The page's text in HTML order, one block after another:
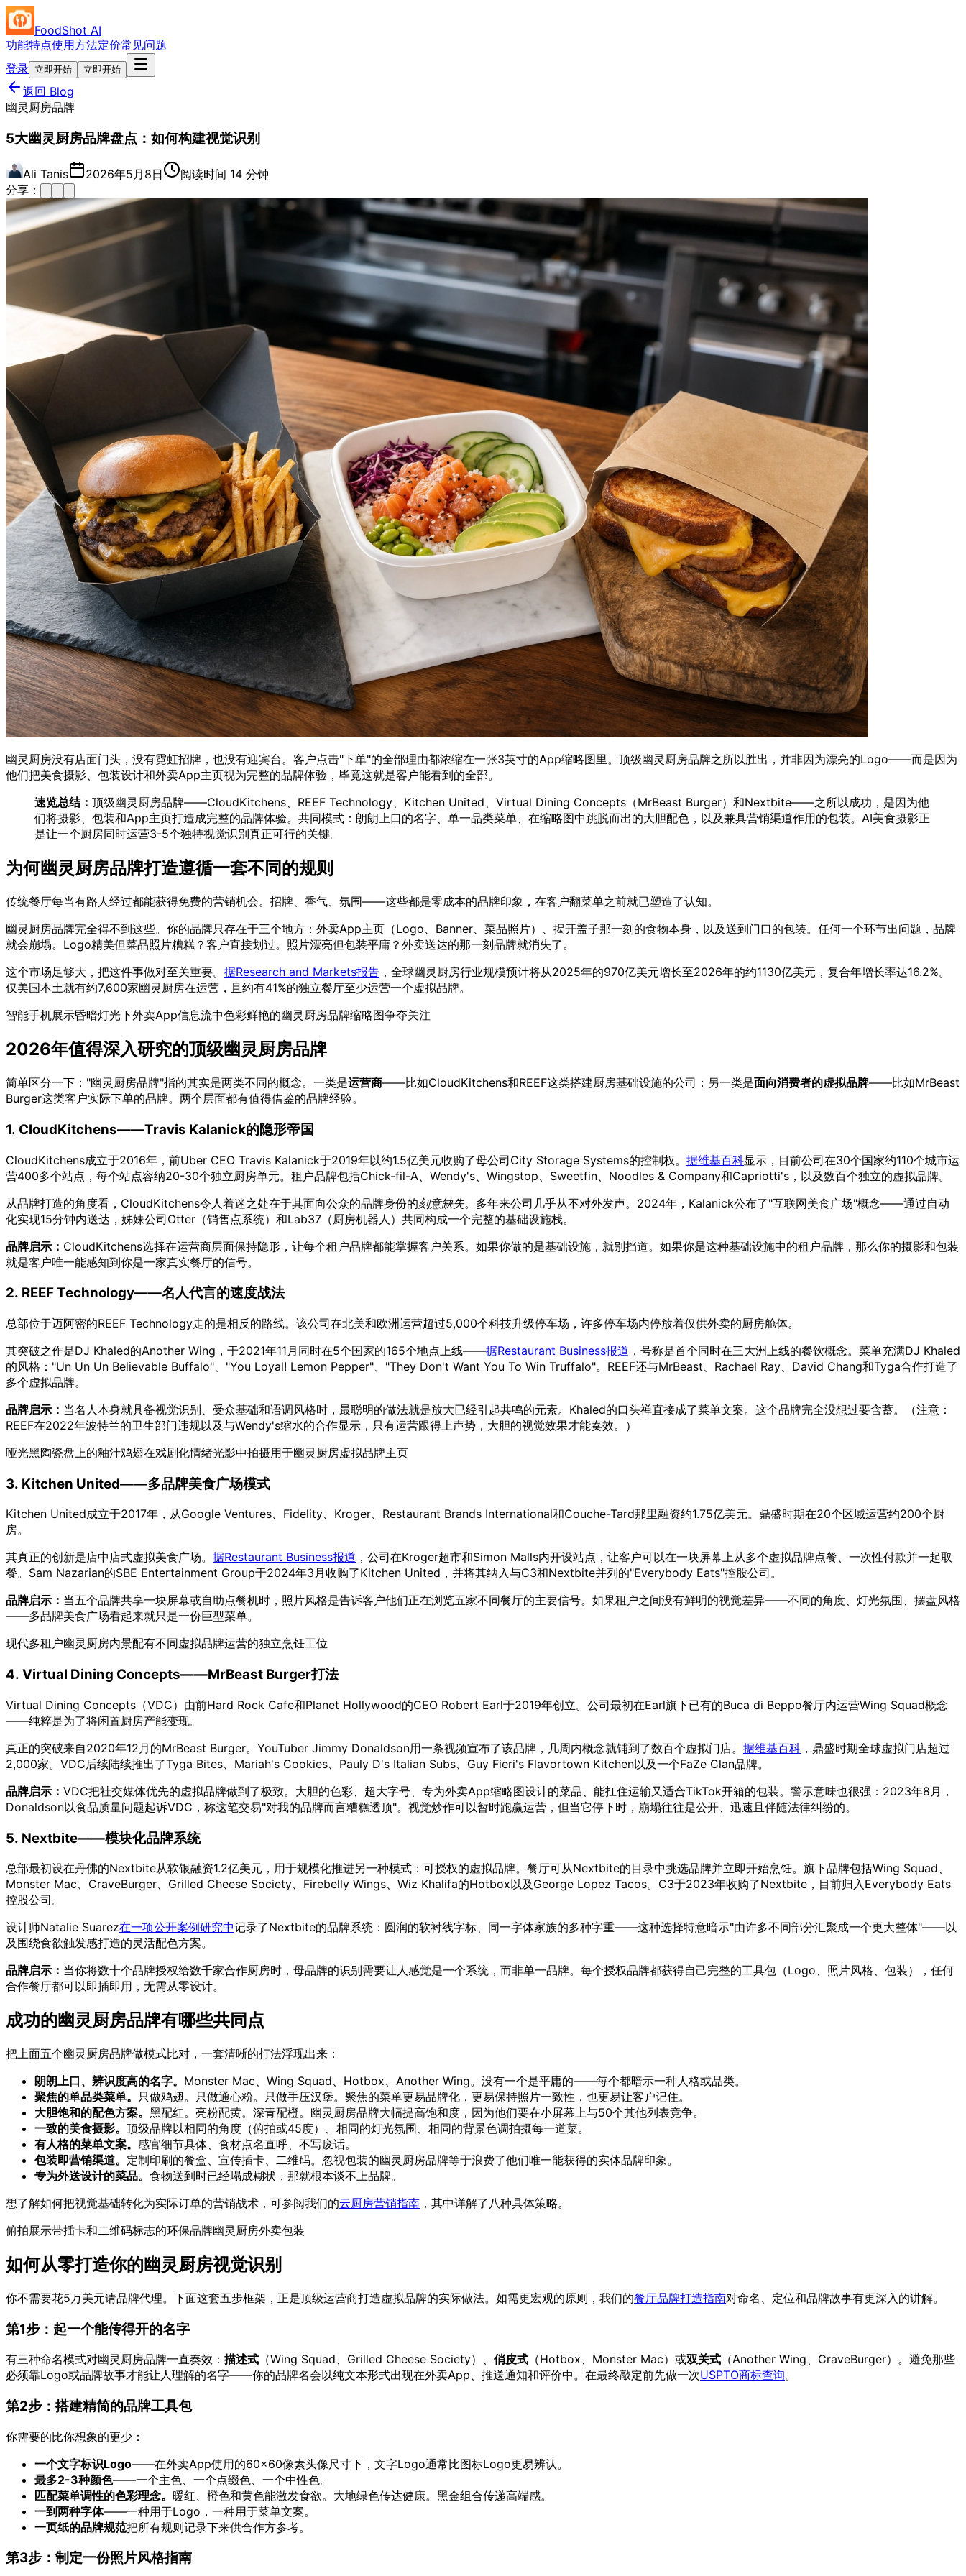
FoodShot AI
功能特点使用方法定价常见问题
登录 立即开始 立即开始
返回 Blog
幽灵厨房品牌
5大幽灵厨房品牌盘点：如何构建视觉识别
Ali Tanis 2026年5月8日
阅读时间 14 分钟
分享：
幽灵厨房没有店面门头，没有霓虹招牌，也没有迎宾台。客户点击"下单"的全部理由都浓缩在一张3英寸的App缩略图里。顶级幽灵厨房品牌之所以胜出，并非因为漂亮的Logo——而是因为
他们把美食摄影、包装设计和外卖App主页视为完整的品牌体验，毕竟这就是客户能看到的全部。
速览总结： 顶级幽灵厨房品牌——CloudKitchens、REEF Technology、Kitchen United、Virtual Dining Concepts（MrBeast Burger）和Nextbite——之所以成功，是因为他
们将摄影、包装和App主页打造成完整的品牌体验。共同模式：朗朗上口的名字、单一品类菜单、在缩略图中跳脱而出的大胆配色，以及兼具营销渠道作用的包装。AI美食摄影正
是让一个厨房同时运营3-5个独特视觉识别真正可行的关键。
为何幽灵厨房品牌打造遵循一套不同的规则
传统餐厅每当有路人经过都能获得免费的营销机会。招牌、香气、氛围——这些都是零成本的品牌印象，在客户翻菜单之前就已塑造了认知。
幽灵厨房品牌完全得不到这些。你的品牌只存在于三个地方：外卖App主页（Logo、Banner、菜品照片）、揭开盖子那一刻的食物本身，以及送到门口的包装。任何一个环节出问题，品牌
就会崩塌。Logo精美但菜品照片糟糕？客户直接划过。照片漂亮但包装平庸？外卖送达的那一刻品牌就消失了。
这个市场足够大，把这件事做对至关重要。 据Research and Markets报告 ，全球幽灵厨房行业规模预计将从2025年的970亿美元增长至2026年的约1130亿美元，复合年增长率达16.2%。
仅美国本土就有约7,600家幽灵厨房在运营，且约有41%的独立餐厅至少运营一个虚拟品牌。
智能手机展示昏暗灯光下外卖App信息流中色彩鲜艳的幽灵厨房品牌缩略图争夺关注
2026年值得深入研究的顶级幽灵厨房品牌
简单区分一下："幽灵厨房品牌"指的其实是两类不同的概念。一类是运营商——比如CloudKitchens和REEF这类搭建厨房基础设施的公司；另一类是面向消费者的虚拟品牌——比如MrBeast
Burger这类客户实际下单的品牌。两个层面都有值得借鉴的品牌经验。
1. CloudKitchens——Travis Kalanick的隐形帝国
CloudKitchens成立于2016年，前Uber CEO Travis Kalanick于2019年以约1.5亿美元收购了母公司City Storage Systems的控制权。 据维基百科显示，目前公司在30个国家约110个城市运
营400多个站点，每个站点容纳20-30个独立厨房单元。租户品牌包括Chick-fil-A、Wendy's、Wingstop、Sweetfin、Noodles & Company和Capriotti's，以及数百个独立的虚拟品牌。
从品牌打造的角度看，CloudKitchens令人着迷之处在于其面向公众的品牌身份的刻意缺失。多年来公司几乎从不对外发声。2024年，Kalanick公布了"互联网美食广场"概念——通过自动
化实现15分钟内送达，姊妹公司Otter（销售点系统）和Lab37（厨房机器人）共同构成一个完整的基础设施栈。
品牌启示： CloudKitchens选择在运营商层面保持隐形，让每个租户品牌都能掌握客户关系。如果你做的是基础设施，就别挡道。如果你是这种基础设施中的租户品牌，那么你的摄影和包装
就是客户唯一能感知到你是一家真实餐厅的信号。
2. REEF Technology——名人代言的速度战法
总部位于迈阿密的REEF Technology走的是相反的路线。该公司在北美和欧洲运营超过5,000个科技升级停车场，许多停车场内停放着仅供外卖的厨房舱体。
其突破之作是DJ Khaled的Another Wing，于2021年11月同时在5个国家的165个地点上线——据Restaurant Business报道 ，号称是首个同时在三大洲上线的餐饮概念。菜单充满DJ Khaled
的风格："Un Un Un Believable Buffalo"、"You Loyal! Lemon Pepper"、"They Don't Want You To Win Truffalo"。REEF还与MrBeast、Rachael Ray、David Chang和Tyga合作打造了
多个虚拟品牌。
品牌启示： 当名人本身就具备视觉识别、受众基础和语调风格时，最聪明的做法就是放大已经引起共鸣的元素。Khaled的口头禅直接成了菜单文案。这个品牌完全没想过要含蓄。（注意：
REEF在2022年波特兰的卫生部门违规以及与Wendy's缩水的合作显示，只有运营跟得上声势，大胆的视觉效果才能奏效。）
哑光黑陶瓷盘上的釉汁鸡翅在戏剧化情绪光影中拍摄用于幽灵厨房虚拟品牌主页
3. Kitchen United——多品牌美食广场模式
Kitchen United成立于2017年，从Google Ventures、Fidelity、Kroger、Restaurant Brands International和Couche-Tard那里融资约1.75亿美元。鼎盛时期在20个区域运营约200个厨
房。
其真正的创新是店中店式虚拟美食广场。 据Restaurant Business报道 ，公司在Kroger超市和Simon Malls内开设站点，让客户可以在一块屏幕上从多个虚拟品牌点餐、一次性付款并一起取
餐。Sam Nazarian的SBE Entertainment Group于2024年3月收购了Kitchen United，并将其纳入与C3和Nextbite并列的"Everybody Eats"控股公司。
品牌启示： 当五个品牌共享一块屏幕或自助点餐机时，照片风格是告诉客户他们正在浏览五家不同餐厅的主要信号。如果租户之间没有鲜明的视觉差异——不同的角度、灯光氛围、摆盘风格
——多品牌美食广场看起来就只是一份巨型菜单。
现代多租户幽灵厨房内景配有不同虚拟品牌运营的独立烹饪工位
4. Virtual Dining Concepts——MrBeast Burger打法
Virtual Dining Concepts（VDC）由前Hard Rock Cafe和Planet Hollywood的CEO Robert Earl于2019年创立。公司最初在Earl旗下已有的Buca di Beppo餐厅内运营Wing Squad概念
——纯粹是为了将闲置厨房产能变现。
真正的突破来自2020年12月的MrBeast Burger。YouTuber Jimmy Donaldson用一条视频宣布了该品牌，几周内概念就铺到了数百个虚拟门店。 据维基百科 ，鼎盛时期全球虚拟门店超过
2,000家。VDC后续陆续推出了Tyga Bites、Mariah's Cookies、Pauly D's Italian Subs、Guy Fieri's Flavortown Kitchen以及一个FaZe Clan品牌。
品牌启示： VDC把社交媒体优先的虚拟品牌做到了极致。大胆的色彩、超大字号、专为外卖App缩略图设计的菜品、能扛住运输又适合TikTok开箱的包装。警示意味也很强：2023年8月，
Donaldson以食品质量问题起诉VDC，称这笔交易"对我的品牌而言糟糕透顶"。视觉炒作可以暂时跑赢运营，但当它停下时，崩塌往往是公开、迅速且伴随法律纠纷的。
5. Nextbite——模块化品牌系统
总部最初设在丹佛的Nextbite从软银融资1.2亿美元，用于规模化推进另一种模式：可授权的虚拟品牌。餐厅可从Nextbite的目录中挑选品牌并立即开始烹饪。旗下品牌包括Wing Squad、
Monster Mac、CraveBurger、Grilled Cheese Society、Firebelly Wings、Wiz Khalifa的Hotbox以及George Lopez Tacos。C3于2023年收购了Nextbite，目前归入Everybody Eats
控股公司。
设计师Natalie Suarez在一项公开案例研究中记录了Nextbite的品牌系统：圆润的软衬线字标、同一字体家族的多种字重——这种选择特意暗示"由许多不同部分汇聚成一个更大整体"——以
及围绕食欲触发感打造的灵活配色方案。
品牌启示： 当你将数十个品牌授权给数千家合作厨房时，母品牌的识别需要让人感觉是一个系统，而非单一品牌。每个授权品牌都获得自己完整的工具包（Logo、照片风格、包装），任何
合作餐厅都可以即插即用，无需从零设计。
成功的幽灵厨房品牌有哪些共同点
把上面五个幽灵厨房品牌做模式比对，一套清晰的打法浮现出来：
朗朗上口、辨识度高的名字。 Monster Mac、Wing Squad、Hotbox、Another Wing。没有一个是平庸的——每个都暗示一种人格或品类。
聚焦的单品类菜单。 只做鸡翅。只做通心粉。只做手压汉堡。聚焦的菜单更易品牌化，更易保持照片一致性，也更易让客户记住。
大胆饱和的配色方案。 黑配红。亮粉配黄。深青配橙。幽灵厨房品牌大幅提高饱和度，因为他们要在小屏幕上与50个其他列表竞争。
一致的美食摄影。 顶级品牌以相同的角度（俯拍或45度）、相同的灯光氛围、相同的背景色调拍摄每一道菜。
有人格的菜单文案。 感官细节具体、食材点名直呼、不写废话。
包装即营销渠道。 定制印刷的餐盒、宣传插卡、二维码。忽视包装的幽灵厨房品牌等于浪费了他们唯一能获得的实体品牌印象。
专为外送设计的菜品。 食物送到时已经塌成糊状，那就根本谈不上品牌。
想了解如何把视觉基础转化为实际订单的营销战术，可参阅我们的云厨房营销指南 ，其中详解了八种具体策略。
俯拍展示带插卡和二维码标志的环保品牌幽灵厨房外卖包装
如何从零打造你的幽灵厨房视觉识别
你不需要花5万美元请品牌代理。下面这套五步框架，正是顶级运营商打造虚拟品牌的实际做法。如需更宏观的原则，我们的餐厅品牌打造指南对命名、定位和品牌故事有更深入的讲解。
第1步：起一个能传得开的名字
有三种命名模式对幽灵厨房品牌一直奏效： 描述式 （Wing Squad、Grilled Cheese Society）、 俏皮式 （Hotbox、Monster Mac）或双关式 （Another Wing、CraveBurger）。避免那些
必须靠Logo或品牌故事才能让人理解的名字——你的品牌名会以纯文本形式出现在外卖App、推送通知和评价中。在最终敲定前先做一次USPTO商标查询。
第2步：搭建精简的品牌工具包
你需要的比你想象的更少：
一个文字标识Logo——在外卖App使用的60×60像素头像尺寸下，文字Logo通常比图标Logo更易辨认。
最多2-3种颜色——一个主色、一个点缀色、一个中性色。
匹配菜单调性的色彩理念。 暖红、橙色和黄色能激发食欲。大地绿色传达健康。黑金组合传递高端感。
一到两种字体——一种用于Logo，一种用于菜单文案。
一页纸的品牌规范把所有规则记录下来供合作方参考。
第3步：制定一份照片风格指南